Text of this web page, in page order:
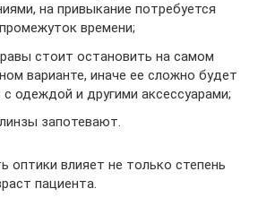
на привыкание потребуется
времени;
стоит остановить на самом
варианте, иначе ее сложно будет
с одеждой и другими аксессуарами;
запотевают.
оптики влияет не только степень
пациента.